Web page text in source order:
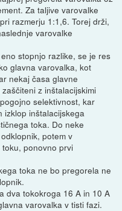
Za taljive varovalke
razmerju 1:1,6. Torej drži,
varovalke
stopnjo razlike, se je res
glavna varovalka, kot
nekaj časa glavne
z inštalacijskimi
selektivnost, kar
izklop inštalacijskega
toka. Do neke
potem v
ponovno prvi
toka ne bo pregorela ne
dva tokokroga 16 A in 10 A
varovalka v tisti fazi.